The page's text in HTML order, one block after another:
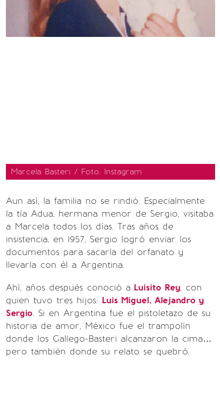
Marcela Basteri / Foto: Instagram
Aun así, la familia no se rindió. Especialmente
la tía Adua, hermana menor de Sergio, visitaba
a Marcela todos los días. Tras años de
insistencia, en 1957, Sergio logró enviar los
documentos para sacarla del orfanato y
llevarla con él a Argentina.
Ahí, años después conoció a Luisito Rey, con
quien tuvo tres hijos: Luis Miguel, Alejandro y
Sergio. Si en Argentina fue el pistoletazo de su
historia de amor, México fue el trampolín
donde los Gallego-Basteri alcanzaron la cima…
pero también donde su relato se quebró.